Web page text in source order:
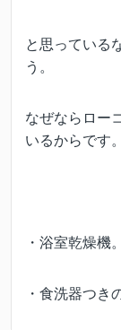
と思っている
う。
なぜならロー
いるからです。
・浴室乾燥機。
・食洗器つき